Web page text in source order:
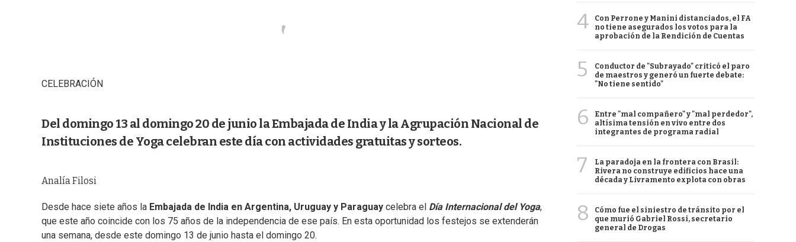
CELEBRACIÓN
Del domingo 13 al domingo 20 de junio la Embajada de India y la Agrupación Nacional de
Instituciones de Yoga celebran este día con actividades gratuitas y sorteos.
Analía Filosi
Desde hace siete años la Embajada de India en Argentina, Uruguay y Paraguay celebra el Día Internacional del Yoga,
que este año coincide con los 75 años de la independencia de ese país. En esta oportunidad los festejos se extenderán
una semana, desde este domingo 13 de junio hasta el domingo 20.
4
Con Perrone y Manini distanciados, el FA
no tiene asegurados los votos para la
aprobación de la Rendición de Cuentas
5
Conductor de "Subrayado" criticó el paro
de maestros y generó un fuerte debate:
"No tiene sentido"
6
Entre "mal compañero" y "mal perdedor",
altísima tensión en vivo entre dos
integrantes de programa radial
7
La paradoja en la frontera con Brasil:
Rivera no construye edificios hace una
década y Livramento explota con obras
8
Cómo fue el siniestro de tránsito por el
que murió Gabriel Rossi, secretario
general de Drogas